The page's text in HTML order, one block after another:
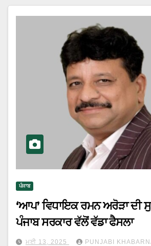
ਪੰਜਾਬ
‘ਆਪ’ ਵਿਧਾਇਕ ਰਮਨ ਅਰੋੜਾ ਦੀ
ਪੰਜਾਬ ਸਰਕਾਰ ਵੱਲੋਂ ਵੱਡਾ ਫੈਸਲਾ
ਮਈ 13, 2025 PUNJABI